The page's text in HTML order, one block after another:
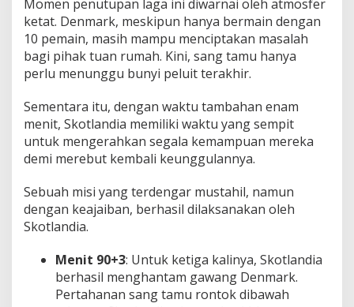
Momen penutupan laga ini diwarnai oleh atmosfer
ketat. Denmark, meskipun hanya bermain dengan
10 pemain, masih mampu menciptakan masalah
bagi pihak tuan rumah. Kini, sang tamu hanya
perlu menunggu bunyi peluit terakhir.
Sementara itu, dengan waktu tambahan enam
menit, Skotlandia memiliki waktu yang sempit
untuk mengerahkan segala kemampuan mereka
demi merebut kembali keunggulannya.
Sebuah misi yang terdengar mustahil, namun
dengan keajaiban, berhasil dilaksanakan oleh
Skotlandia.
Menit 90+3: Untuk ketiga kalinya, Skotlandia
berhasil menghantam gawang Denmark.
Pertahanan sang tamu rontok dibawah